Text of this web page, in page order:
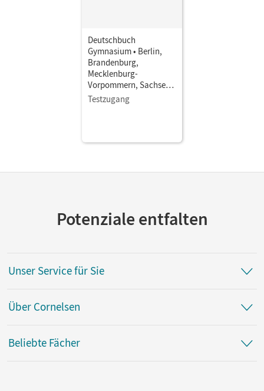
Deutschbuch
Gymnasium • Berlin,
Brandenburg,
Mecklenburg-
Vorpommern, Sachsen,
Sachsen-Anhalt und
Thüringen - Ausgabe
Mit Medien
Testzugang
Potenziale entfalten
Unser Service für Sie
Über Cornelsen
Beliebte Fächer